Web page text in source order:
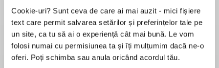
Cookie-uri? Sunt ceva de care ai mai auzit - mici fișiere
text care permit salvarea setărilor și preferințelor tale pe
un site, ca tu să ai o experiență cât mai bună. Le vom
folosi numai cu permisiunea ta și îți mulțumim dacă ne-o
oferi. Poți schimba sau anula oricând acordul tău.
Elita de Argint (Elita
de...
Dani Francis
Diavolul se îmbracă de
la...
Lauren Weisberger
Migdală
Sohn Won-pyung